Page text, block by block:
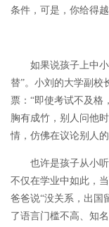
条件，可是，你给得
如果说孩子上中小
替”。小刘的大学副校
票：“即使考试不及格
胸有成竹，别人问他
情，仿佛在议论别人的
也许是孩子从小听
不仅在学业中如此，
爸爸说“没关系，出国
了语言门槛不高、知